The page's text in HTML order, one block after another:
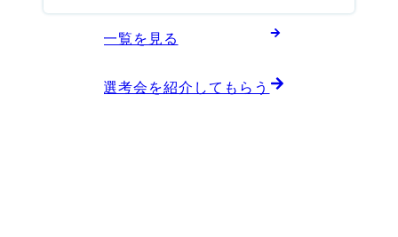
一覧を見る
選考会を紹介してもらう